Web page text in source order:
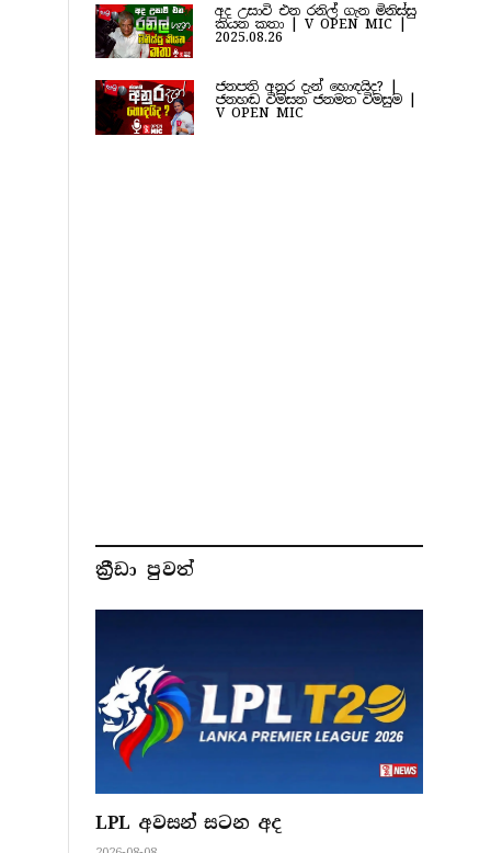
අද උසාවි එන රනිල් ගැන මිනිස්සු
කියන කතා | V OPEN MIC |
2025.08.26
ජනපති අනුර දැන් හොඳයිද? |
ජනහඬ විමසන ජනමත විමසුම |
V OPEN MIC
ක්‍රීඩා පුවත්
LPL අවසන් සටන අද